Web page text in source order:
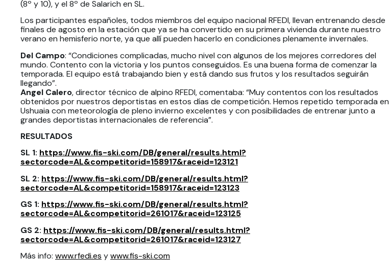
(8º y 10), y el 8º de Salarich en SL.
Los participantes españoles, todos miembros del equipo nacional RFEDI, llevan entrenando desde
finales de agosto en la estación que ya se ha convertido en su primera vivienda durante nuestro
verano en hemisferio norte, ya que allí pueden hacerlo en condiciones plenamente invernales.
Del Campo: “Condiciones complicadas, mucho nivel con algunos de los mejores corredores del
mundo. Contento con la victoria y los puntos conseguidos. Es una buena forma de comenzar la
temporada. El equipo está trabajando bien y está dando sus frutos y los resultados seguirán
llegando”.
Angel Calero, director técnico de alpino RFEDI, comentaba: “Muy contentos con los resultados
obtenidos por nuestros deportistas en estos días de competición. Hemos repetido temporada en
Ushuaia con meteorología de pleno invierno excelentes y con posibilidades de entrenar junto a
grandes deportistas internacionales de referencia”.
RESULTADOS
SL 1: https://www.fis-ski.com/DB/general/results.html?
sectorcode=AL&competitorid=158917&raceid=123121
SL 2: https://www.fis-ski.com/DB/general/results.html?
sectorcode=AL&competitorid=158917&raceid=123123
GS 1: https://www.fis-ski.com/DB/general/results.html?
sectorcode=AL&competitorid=261017&raceid=123125
GS 2: https://www.fis-ski.com/DB/general/results.html?
sectorcode=AL&competitorid=261017&raceid=123127
Más info: www.rfedi.es ywww.fis-ski.com